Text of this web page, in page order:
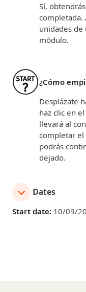
Sí,
completada.
unidades
módulo.
¿Cómo
Desplázate
haz clic en
llevará al
completar el
podrás
dejado.
Dates
Start date: 10/09/20